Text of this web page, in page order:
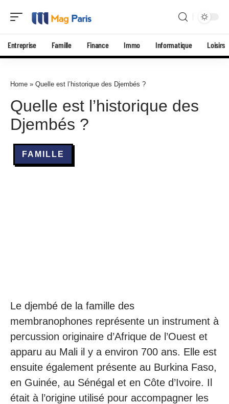
Entreprise Famille Finance Immo Informatique Loisirs
Home » Quelle est l’historique des Djembés ?
Quelle est l’historique des
Djembés ?
FAMILLE
Le djembé de la famille des
membranophones représente un instrument à
percussion originaire d’Afrique de l’Ouest et
apparu au Mali il y a environ 700 ans. Elle est
ensuite également présente au Burkina Faso,
en Guinée, au Sénégal et en Côte d’Ivoire. Il
était à l’origine utilisé pour accompagner les